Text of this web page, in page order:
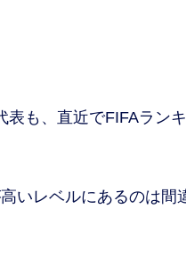
も、直近でFIFAラン
いレベルにあるのは間